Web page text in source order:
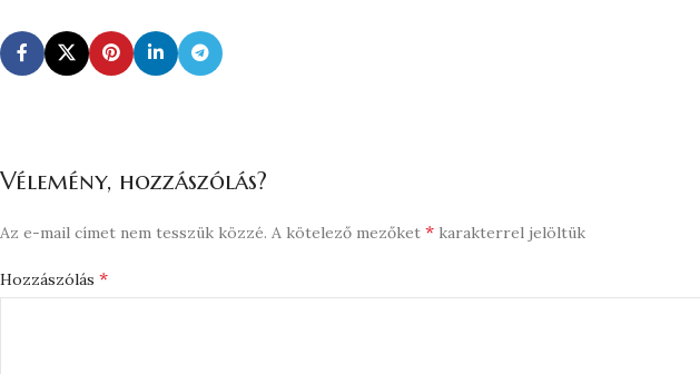
Vélemény, hozzászólás?
Az e-mail címet nem tesszük közzé. A kötelező mezőket * karakterrel jelöltük
Hozzászólás *